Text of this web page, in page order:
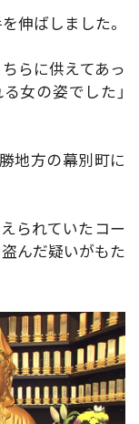
伸ばしました。
らに供えてあっ
女の姿でした」
地方の幕別町に
られていたコー
盗んだ疑いがもた